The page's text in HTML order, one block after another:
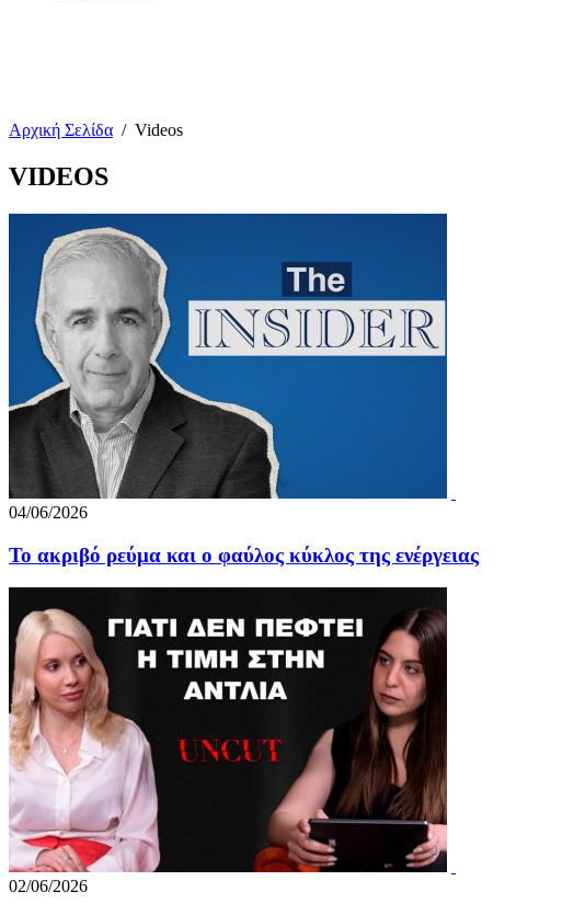
Αρχική Σελίδα / Videos
VIDEOS
04/06/2026
Το ακριβό ρεύμα και ο φαύλος κύκλος της ενέργειας
02/06/2026